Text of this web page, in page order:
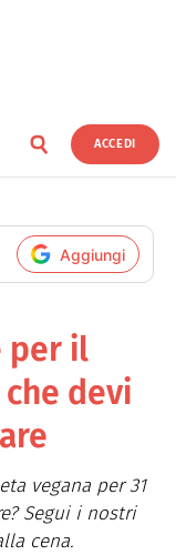
ACCEDI
Aggiungi
per il
devi
vegana per 31
Segui i nostri
cena.